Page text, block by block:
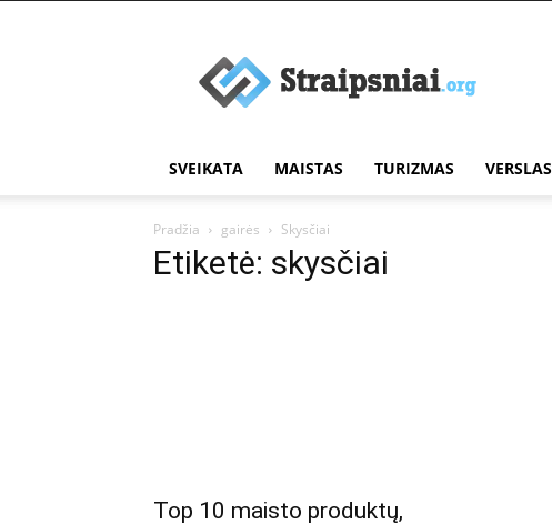
straipsniai
SVEIKATA MAISTAS TURIZMAS VERSLAS
Pradžia gairės Skysčiai
Etiketė: skysčiai
Top 10 maisto produktų,